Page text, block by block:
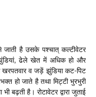
जाती है उसके पश्चात् कल्टीवेटर
झुंडियां, ढेले खेत में अधिक हो और
से खरपतवार व जड़ें झुंडिया कट-पिट
हो जाते है तथा मिट्टी भुरभुरी
बढ़ती है। रोटावेटर द्वारा जुताई